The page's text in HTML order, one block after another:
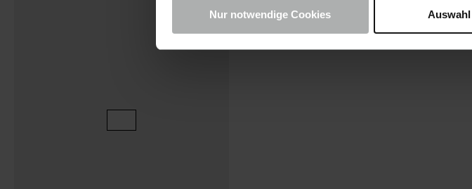
Nur notwendige Cookies